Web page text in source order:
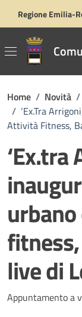
Regione Emilia-
Home / Novità /
/ ‘Ex.tra
Attività Fitness,
‘Ex.tra
live di
Dettagli
Appuntamento a